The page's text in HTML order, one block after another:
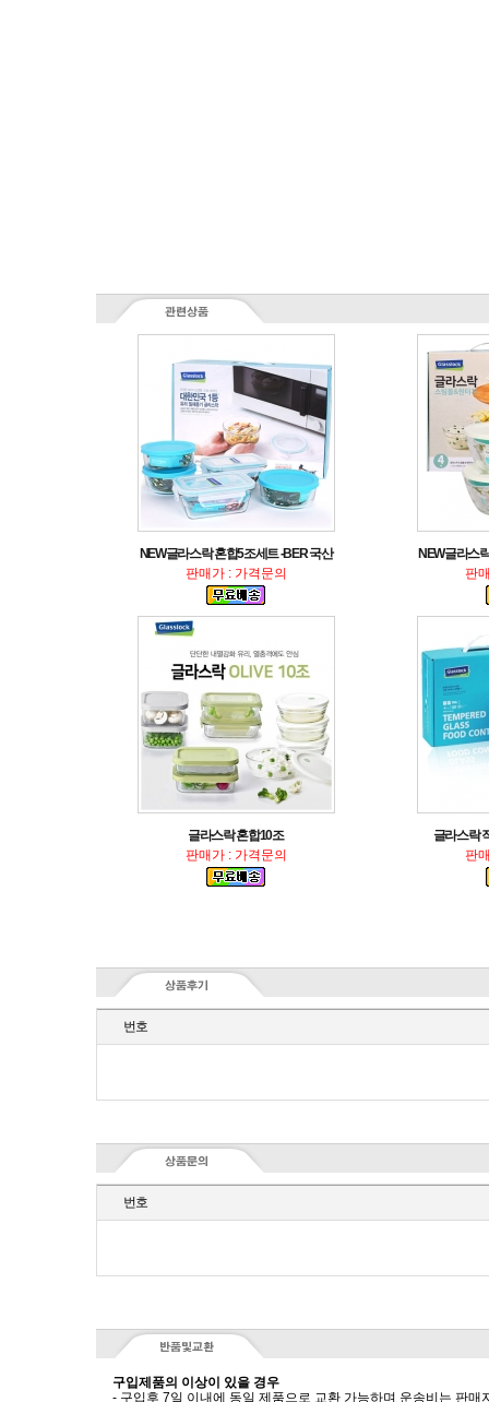
NEW글라스락 혼합5조세트 -BER 국산
판매가 : 가격문의
NEW글라스
판
글라스락 혼합10조
판매가 : 가격문의
글라스락
판
번호
번호
구입제품의 이상이 있을 경우
- 구입후 7일 이내에 동일 제품으로 교환 가능하며 운송비는 판매